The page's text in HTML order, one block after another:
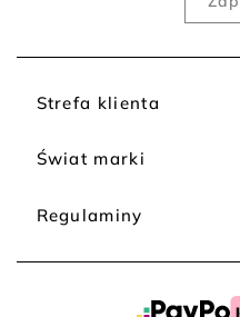
Strefa klienta
Świat marki
Regulaminy